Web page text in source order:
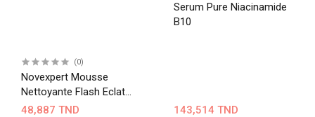
(0)
Novexpert Mousse
Nettoyante Flash Eclat
Vitamine C
48,887 TND
Serum Pure Niacinamide
B10
143,514 TND